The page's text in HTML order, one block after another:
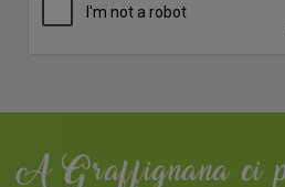
A Graffignana ci